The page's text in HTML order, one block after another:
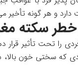
و هر گونه تأخیر
سکته
را تحت تأثیر
که سختی خون بالا،